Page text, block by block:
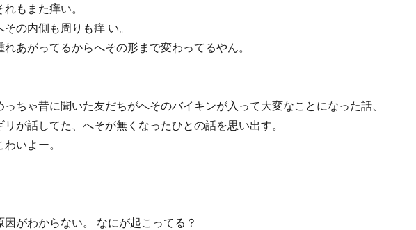
れもまた痒い。
その内側も周りも痒 い。
れあがってるからへその形まで変わってるやん。
っちゃ昔に聞いた友だちがへそのバイキンが入って大変なことになった話、
リが話してた、へそが無くなったひとの話を思い出す。
わいよー。
因がわからない。 なにが起こってる？